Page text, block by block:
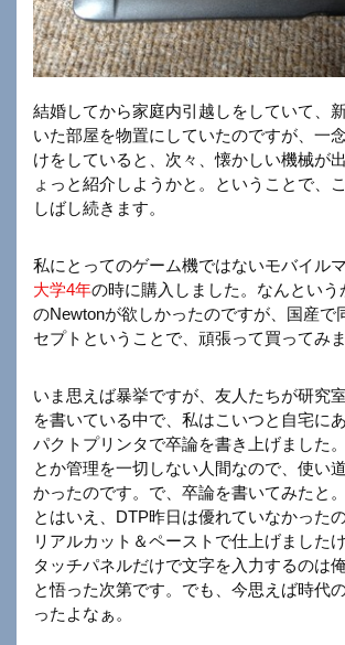
結婚してから家庭内引越しをしていて、
いた部屋を物置にしていたのですが、一
けをしていると、次々、懐かしい機械が
ょっと紹介しようかと。ということで、
しばし続きます。
私にとってのゲーム機ではないモバイル
大学4年の時に購入しました。なんという
のNewtonが欲しかったのですが、国産で
セプトということで、頑張って買ってみま
いま思えば暴挙ですが、友人たちが研究
を書いている中で、私はこいつと自宅に
パクトプリンタで卒論を書き上げました
とか管理を一切しない人間なので、使い
かったのです。で、卒論を書いてみたと。
とはいえ、DTP昨日は優れていなかった
リアルカット＆ペーストで仕上げましたけ
タッチパネルだけで文字を入力するのは
と悟った次第です。でも、今思えば時代
ったよなぁ。